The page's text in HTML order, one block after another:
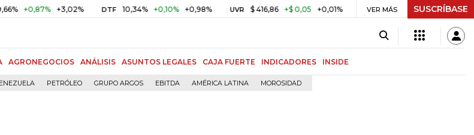
+0,87% +3,02% DTF 10,34% +0,10% +0,98% UVR $ 416,86 +$ 0,05 +0,01% BITCOIN US$ 64.968,40 US$ 856,80
VER MÁS SUSCRÍBASE
AGRONEGOCIOS ANÁLISIS ASUNTOS LEGALES CAJA FUERTE INDICADORES INSIDE
PETRÓLEO GRUPO ARGOS EBITDA AMÉRICA LATINA MOROSIDAD